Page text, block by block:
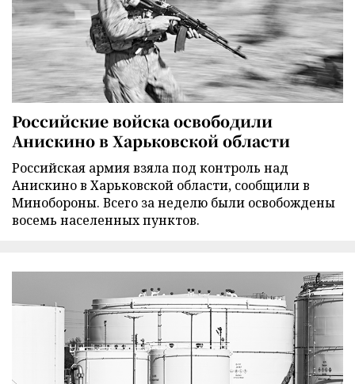
Российские войска освободили
Анискино в Харьковской области
Российская армия взяла под контроль над
Анискино в Харьковской области, сообщили в
Минобороны. Всего за неделю были освобождены
восемь населенных пунктов.